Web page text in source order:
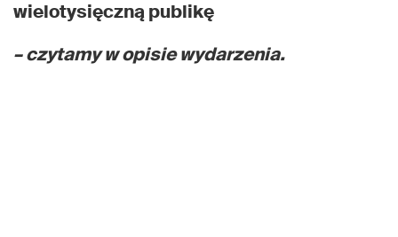
wielotysięczną publikę
– czytamy w opisie wydarzenia.